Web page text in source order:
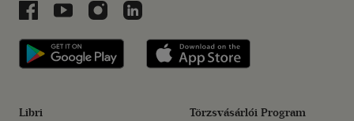
Libri a Facebookon
Libri a Youtube-on
Libri az Instagramon
Libri a LinkedInen
Libri applikáció Szerezd meg: Google
Libri Törzsvásárlói Program